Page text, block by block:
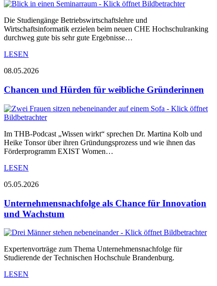
Die Studiengänge Betriebswirtschaftslehre und
Wirtschaftsinformatik erzielen beim neuen CHE Hochschulranking
durchweg gute bis sehr gute Ergebnisse…
LESEN
08.05.2026
Chancen und Hürden für weibliche Gründerinnen
Im THB-Podcast „Wissen wirkt“ sprechen Dr. Martina Kolb und
Heike Tonsor über ihren Gründungsprozess und wie ihnen das
Förderprogramm EXIST Women…
LESEN
05.05.2026
Unternehmensnachfolge als Chance für Innovation
und Wachstum
Expertenvorträge zum Thema Unternehmensnachfolge für
Studierende der Technischen Hochschule Brandenburg.
LESEN